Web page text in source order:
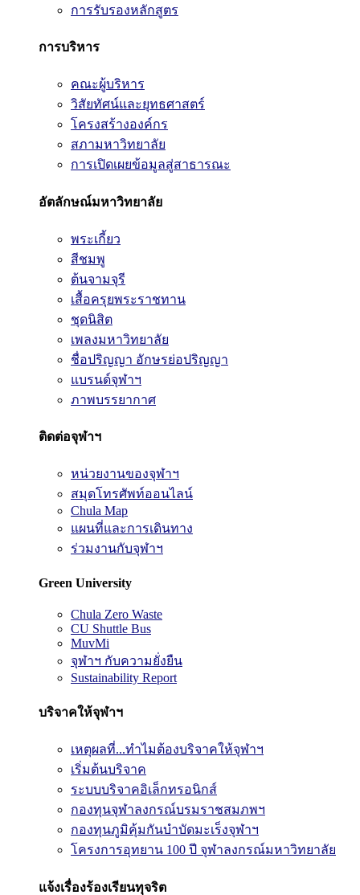
การรับรองหลักสูตร
การบริหาร
คณะผู้บริหาร
วิสัยทัศน์และยุทธศาสตร์
โครงสร้างองค์กร
สภามหาวิทยาลัย
การเปิดเผยข้อมูลสู่สาธารณะ
อัตลักษณ์มหาวิทยาลัย
พระเกี้ยว
สีชมพู
ต้นจามจุรี
เสื้อครุยพระราชทาน
ชุดนิสิต
เพลงมหาวิทยาลัย
ชื่อปริญญา อักษรย่อปริญญา
แบรนด์จุฬาฯ
ภาพบรรยากาศ
ติดต่อจุฬาฯ
หน่วยงานของจุฬาฯ
สมุดโทรศัพท์ออนไลน์
Chula Map
แผนที่และการเดินทาง
ร่วมงานกับจุฬาฯ
Green University
Chula Zero Waste
CU Shuttle Bus
MuvMi
จุฬาฯ กับความยั่งยืน
Sustainability Report
บริจาคให้จุฬาฯ
เหตุผลที่...ทำไมต้องบริจาคให้จุฬาฯ
เริ่มต้นบริจาค
ระบบบริจาคอิเล็กทรอนิกส์
กองทุนจุฬาลงกรณ์บรมราชสมภพฯ
กองทุนภูมิคุ้มกันบำบัดมะเร็งจุฬาฯ
โครงการอุทยาน 100 ปี จุฬาลงกรณ์มหาวิทยาลัย
แจ้งเรื่องร้องเรียนทุจริต